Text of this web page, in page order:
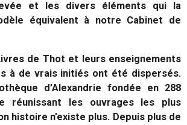
et les divers éléments qui la
équivalent à notre Cabinet de
de Thot et leurs enseignements
à de vrais initiés ont été dispersés.
d’Alexandrie fondée en 288
réunissant les ouvrages les plus
histoire n’existe plus. Depuis plus de